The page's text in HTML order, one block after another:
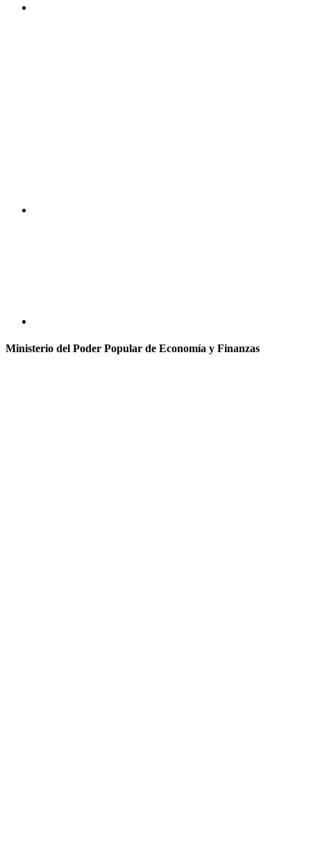
Ministerio del Poder Popular de Economía y Finanzas